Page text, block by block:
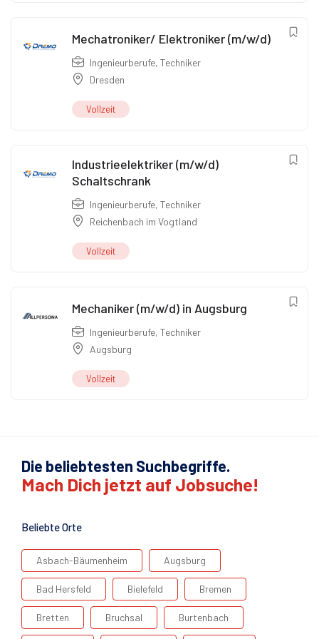
Mechatroniker/ Elektroniker (m/w/d)
Ingenieurberufe, Techniker
Dresden
Vollzeit
Industrieelektriker (m/w/d)
Schaltschrank
Ingenieurberufe, Techniker
Reichenbach im Vogtland
Vollzeit
Mechaniker (m/w/d) in Augsburg
Ingenieurberufe, Techniker
Augsburg
Vollzeit
Die beliebtesten Suchbegriffe.
Mach Dich jetzt auf Jobsuche!
Beliebte Orte
Asbach-Bäumenheim Augsburg
Bad Hersfeld Bielefeld Bremen
Bretten Bruchsal Burtenbach